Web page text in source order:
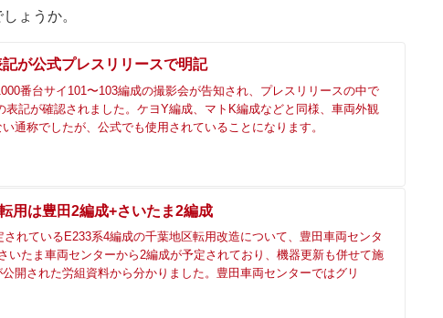
ょうか。
が公式プレスリリースで明記
番台サイ101〜103編成の撮影会が告知され、プレスリリースの中で
表記が確認されました。ケヨY編成、マトK編成などと同様、車両外観
通称でしたが、公式でも使用されていることになります。
用は豊田2編成+さいたま2編成
されているE233系4編成の千葉地区転用改造について、豊田車両センタ
いたま車両センターから2編成が予定されており、機器更新も併せて施
開された労組資料から分かりました。豊田車両センターではグリ